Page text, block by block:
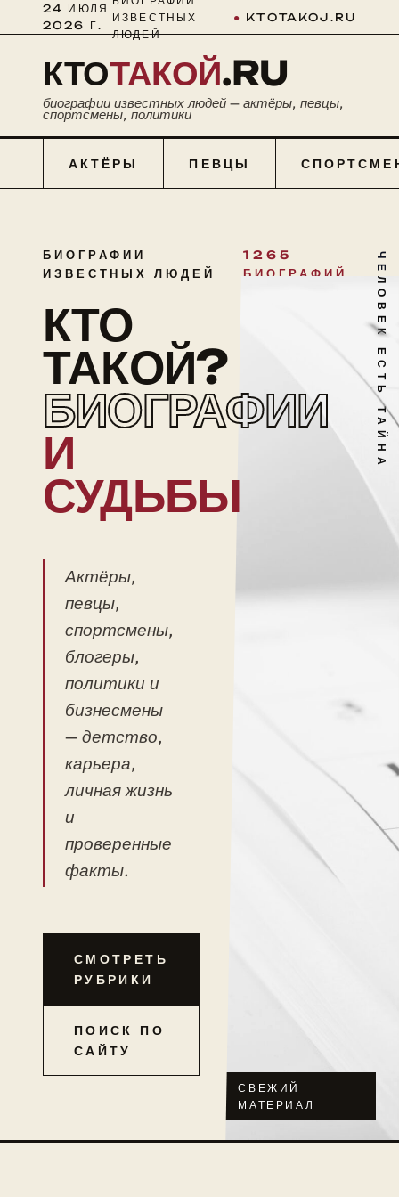
24 ИЮЛЯ
2026 Г.
ИЗВЕСТНЫХ
ЛЮДЕЙ
● KTOTAKOJ.RU
КТОТАКОЙ.RU
биографии известных людей — актёры, певцы,
спортсмены, политики
АКТЁРЫ ПЕВЦЫ
БИОГРАФИИ
ИЗВЕСТНЫХ ЛЮДЕЙ
1265
БИОГРАФИЙ
КТО
ТАКОЙ?
БИОГРАФИИ
И
СУДЬБЫ
Актёры,
певцы,
спортсмены,
блогеры,
политики и
бизнесмены
— детство,
карьера,
личная жизнь
и
проверенные
факты.
СМОТРЕТЬ
РУБРИКИ
ПОИСК ПО
САЙТУ
СВЕЖИЙ
МАТЕРИАЛ
ЧЕЛОВЕК ЕСТЬ ТАЙНА